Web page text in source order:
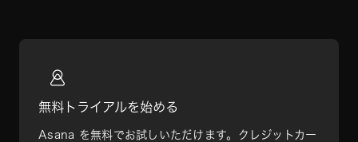
無料トライアルを始める
Asana を無料でお試しいただけます。クレジットカー